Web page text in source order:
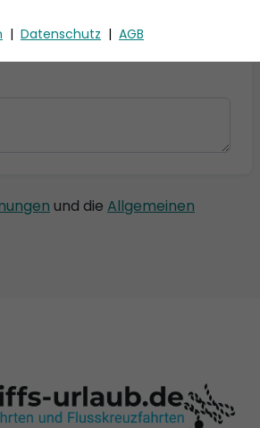
und die Allgemeinen
| Datenschutz | AGB